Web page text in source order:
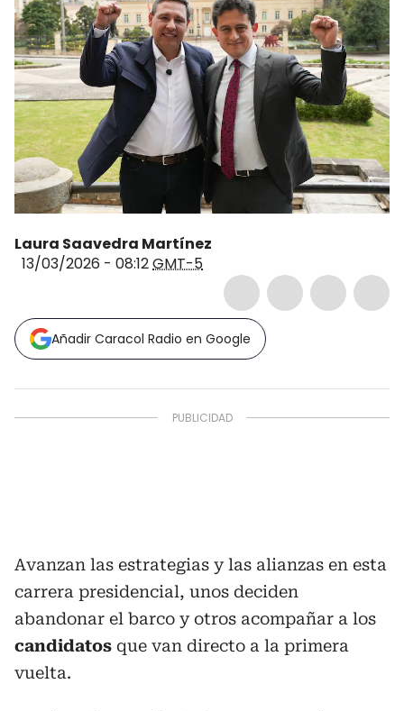
Laura Saavedra Martínez
13/03/2026 - 08:12GMT-5
Añadir Caracol Radio en Google
Avanzan las estrategias y las alianzas en esta
carrera presidencial, unos deciden
abandonar el barco y otros acompañar a los
candidatos que van directo a la primera
vuelta.